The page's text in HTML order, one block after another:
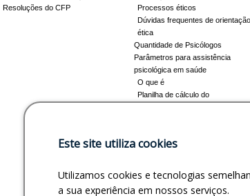
Resoluções do CFP
Processos éticos
Dúvidas frequentes de
ética
Quantidade de Psicólogos
Parâmetros para assistência
psicológica em saúde
O que é
Planilha de cálculo do
Registro de Especialista
Cursos credenciados
Este site utiliza cookies
Utilizamos cookies e tecnologias
a sua experiência em nossos serviços.